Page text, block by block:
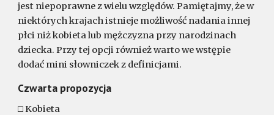
jest niepoprawne z wielu względów. Pamiętajmy, że w
niektórych krajach istnieje możliwość nadania innej
płci niż kobieta lub mężczyzna przy narodzinach
dziecka. Przy tej opcji również warto we wstępie
dodać mini słowniczek z definicjami.
Czwarta propozycja
□ Kobieta